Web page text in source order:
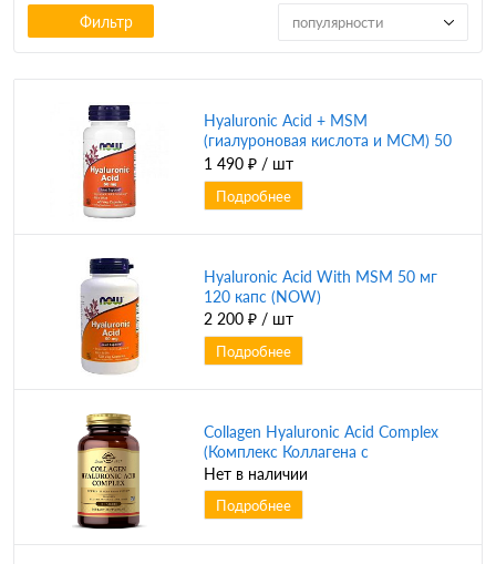
Фильтр популярности
Hyaluronic Acid + MSM
(гиалуроновая кислота и МСМ) 50
мг 60 вег капсул (NOW)
1 490 ₽ / шт
Подробнее
Hyaluronic Acid With MSM 50 мг
120 капс (NOW)
2 200 ₽ / шт
Подробнее
Collagen Hyaluronic Acid Complex
(Комплекс Коллагена с
Гиалуроновой кислотой) 120 мг 30
таблеток (Solgar)
Нет в наличии
Подробнее